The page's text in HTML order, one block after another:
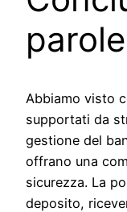
parole
Abbiamo visto
supportati da
gestione del
offrano una
sicurezza. La
deposito,